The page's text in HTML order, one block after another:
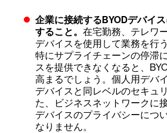
企業に接続するBYODデバイ
すること。 在宅勤務、テレワ
デバイスを使用して業務を行
特にサプライチェーンの停滞
スを提供できなくなると、
高まるでしょう。個人用デバ
デバイスと同レベルのセキュ
た、ビジネスネットワークに
デバイスのプライバシーにつ
なりません。